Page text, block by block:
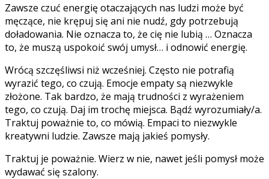
Zawsze czuć energię otaczających nas ludzi może być
męczące, nie krępuj się ani nie nudź, gdy potrzebują
doładowania. Nie oznacza to, że cię nie lubią … Oznacza
to, że muszą uspokoić swój umysł… i odnowić energię.
Wrócą szczęśliwsi niż wcześniej. Często nie potrafią
wyrazić tego, co czują. Emocje empaty są niezwykle
złożone. Tak bardzo, że mają trudności z wyrażeniem
tego, co czują. Daj im trochę miejsca. Bądź wyrozumiały/a.
Traktuj poważnie to, co mówią. Empaci to niezwykle
kreatywni ludzie. Zawsze mają jakieś pomysły.
Traktuj je poważnie. Wierz w nie, nawet jeśli pomysł może
wydawać się szalony.